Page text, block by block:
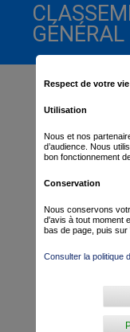
GÉNÉRAL
Respect de votre
Utilisation
Nous et nos
d’audience. Nous
bon fonctionnement
Conservation
Nous conservons
d'avis à tout moment
bas de page, puis sur
Consulter la politique